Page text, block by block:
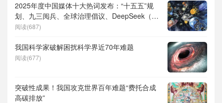
2025年度中国媒体十大热词发布：“十五五”规
划、九三阅兵、全球治理倡议、DeepSeek（深
度求索）、人形机器人、苏超、票根经济、育
阅读(687)
我国科学家破解困扰科学界近70年难题
阅读(677)
突破性成果！我国攻克世界百年难题“费托合成
高碳排放”